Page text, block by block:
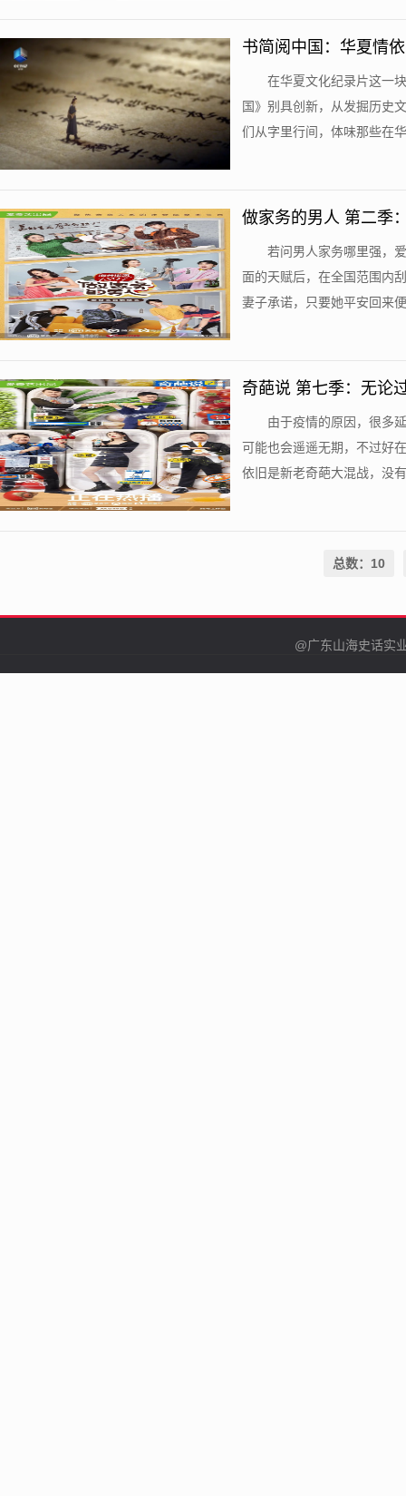
书简阅中国：华夏情
在华夏文化纪录片这一
国》别具创新，从发掘历史
们从字里行间，体味那些在
做家务的男人 第二季
若问男人家务哪里强，
面的天赋后，在全国范围内
妻子承诺，只要她平安回来
奇葩说 第七季：无论
由于疫情的原因，很多
可能也会遥遥无期，不过好
依旧是新老奇葩大混战，没
总数：10
@广东山海史话实